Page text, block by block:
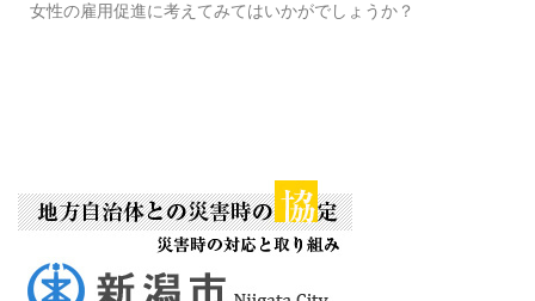
女性の雇用促進に考えてみてはいかがでしょうか？